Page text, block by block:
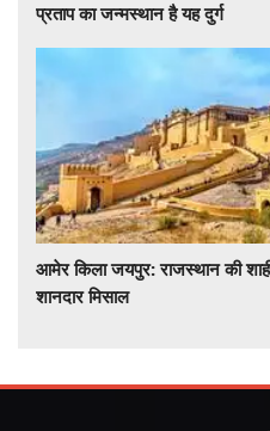
प्रताप का जन्मस्थान है यह दुर्ग
आमेर किला जयपुर: राजस्थान की
शानदार मिसाल